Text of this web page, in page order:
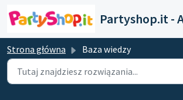
Partyshop.it -
Strona główna Baza wiedzy